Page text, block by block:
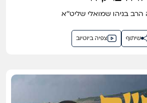
צפיה ביוטיוב שיתוף